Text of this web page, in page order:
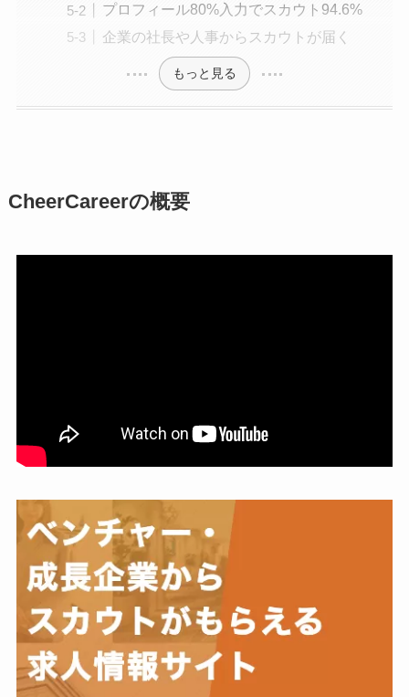
プロフィール80%入力でスカウト94.6%
企業の社長や人事からスカウトが届く
もっと見る
CheerCareerの概要